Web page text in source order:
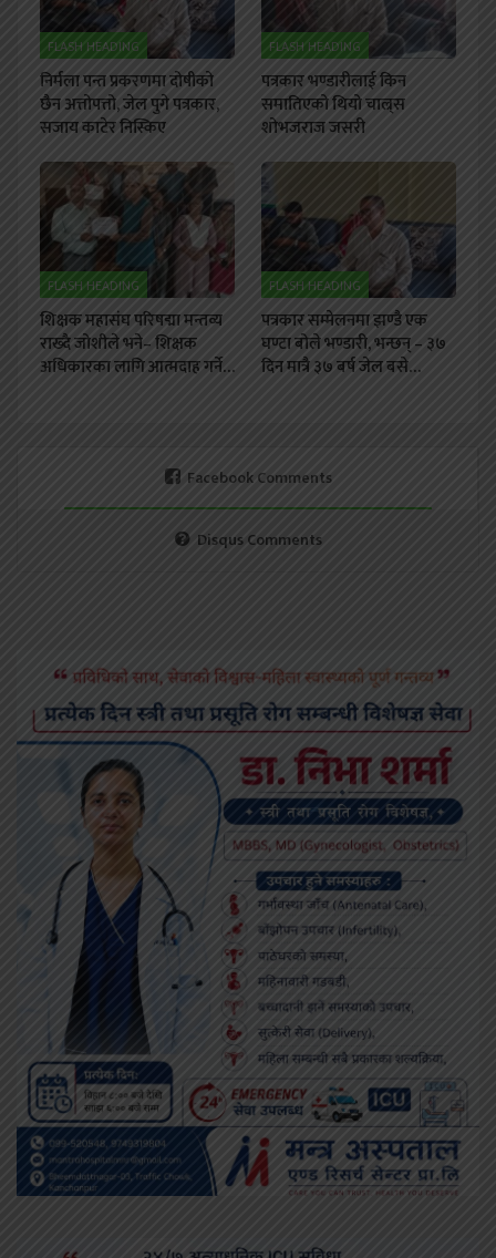
FLASH HEADING
निर्मला पन्त प्रकरणमा दोषीको
छैन अत्तोपत्तो, जेल पुगे पत्रकार,
सजाय काटेर निस्किए
FLASH HEADING
पत्रकार भण्डारीलाई किन
समातिएको थियो चाल्र्स
शोभजराज जसरी
FLASH HEADING
शिक्षक महासंघ परिषद्मा मन्तव्य
राख्दै जोशीले भने– शिक्षक
अधिकारका लागि आत्मदाह गर्ने…
FLASH HEADING
पत्रकार सम्मेलनमा झण्डै एक
घण्टा बोले भण्डारी, भन्छन् – ३७
दिन मात्रै ३७ बर्ष जेल बसे…
Facebook Comments
Disqus Comments